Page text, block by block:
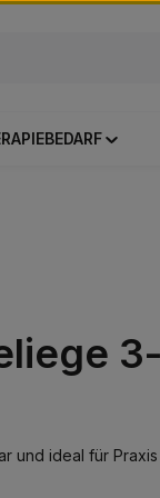
und ideal für